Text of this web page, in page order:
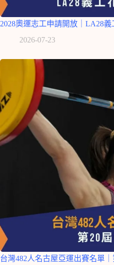
2028奧運志工申請開放｜LA28
2026-07-23
台灣482人名古屋亞運出賽名單